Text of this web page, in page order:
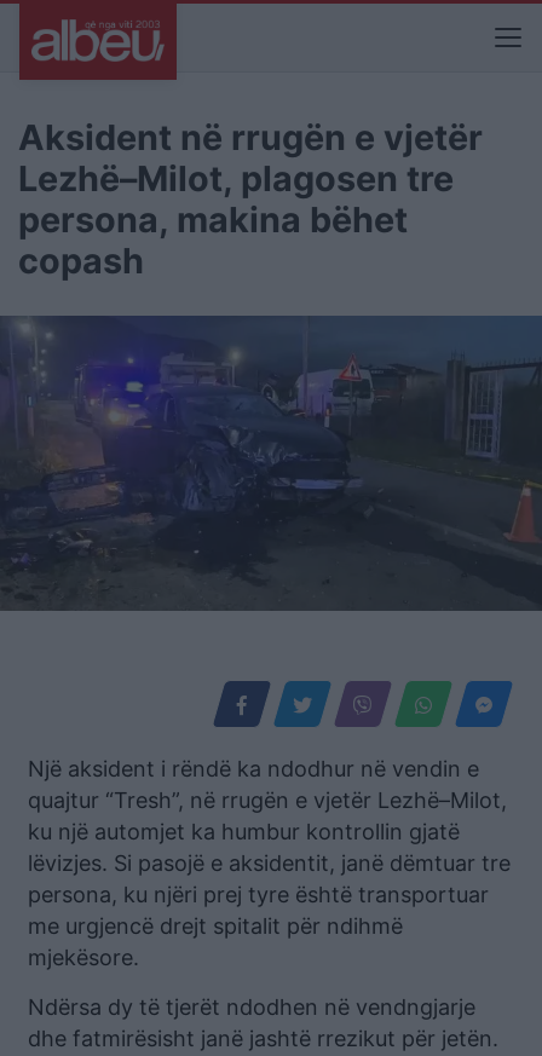
Aksident në rrugën e vjetër
Lezhë–Milot, plagosen tre
persona, makina bëhet
copash
Një aksident i rëndë ka ndodhur në vendin e
quajtur “Tresh”, në rrugën e vjetër Lezhë–Milot,
ku një automjet ka humbur kontrollin gjatë
lëvizjes. Si pasojë e aksidentit, janë dëmtuar tre
persona, ku njëri prej tyre është transportuar
me urgjencë drejt spitalit për ndihmë
mjekësore.
Ndërsa dy të tjerët ndodhen në vendngjarje
dhe fatmirësisht janë jashtë rrezikut për jetën.